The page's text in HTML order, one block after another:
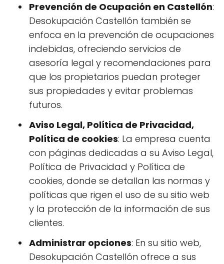
Prevención de Ocupación en Castellón:
Desokupación Castellón también se
enfoca en la prevención de ocupaciones
indebidas, ofreciendo servicios de
asesoría legal y recomendaciones para
que los propietarios puedan proteger
sus propiedades y evitar problemas
futuros.
Aviso Legal, Política de Privacidad,
Política de cookies: La empresa cuenta
con páginas dedicadas a su Aviso Legal,
Política de Privacidad y Política de
cookies, donde se detallan las normas y
políticas que rigen el uso de su sitio web
y la protección de la información de sus
clientes.
Administrar opciones: En su sitio web,
Desokupación Castellón ofrece a sus